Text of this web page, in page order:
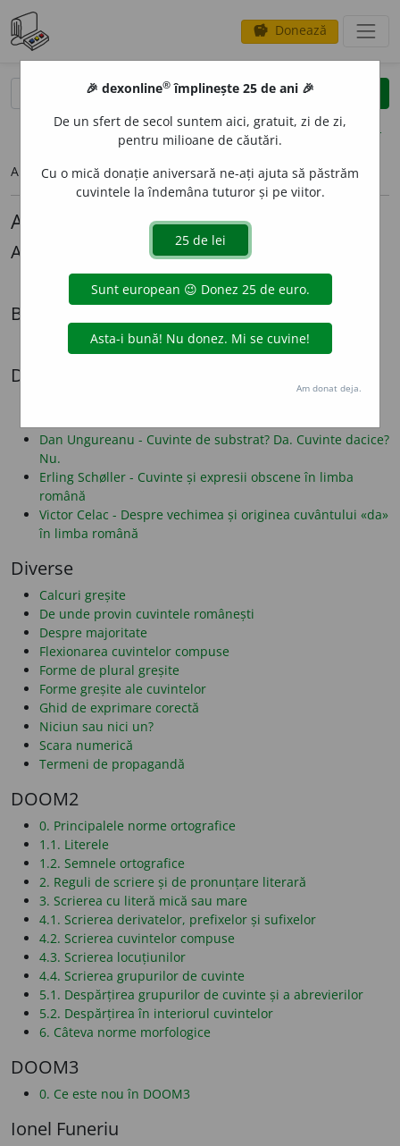
savings Donează
opțiuni
Articolul pe care îl căutați nu există.
Alte articole lingvistice
Alexandru Graur
Mi-ar *place
Biografii
Radiografia unei expatrieri - Cazul Lazăr Șăineanu
Dezbateri
Dan Ungureanu - Cuvinte de substrat? Da. Cuvinte dacice?
Nu.
Erling Schøller - Cuvinte și expresii obscene în limba
română
Victor Celac - Despre vechimea și originea cuvântului «da»
în limba română
Diverse
Calcuri greșite
De unde provin cuvintele românești
Despre majoritate
Flexionarea cuvintelor compuse
Forme de plural greșite
Forme greșite ale cuvintelor
Ghid de exprimare corectă
Niciun sau nici un?
Scara numerică
Termeni de propagandă
DOOM2
0. Principalele norme ortografice
1.1. Literele
1.2. Semnele ortografice
2. Reguli de scriere și de pronunțare literară
3. Scrierea cu literă mică sau mare
4.1. Scrierea derivatelor, prefixelor și sufixelor
4.2. Scrierea cuvintelor compuse
4.3. Scrierea locuțiunilor
4.4. Scrierea grupurilor de cuvinte
5.1. Despărțirea grupurilor de cuvinte și a abrevierilor
5.2. Despărțirea în interiorul cuvintelor
6. Câteva norme morfologice
DOOM3
0. Ce este nou în DOOM3
Ionel Funeriu
🎉 dexonline® împlinește 25 de ani 🎉
De un sfert de secol suntem aici, gratuit, zi de zi,
pentru milioane de căutări.
Cu o mică donație aniversară ne-ați ajuta să păstrăm
cuvintele la îndemâna tuturor și pe viitor.
Am donat deja.